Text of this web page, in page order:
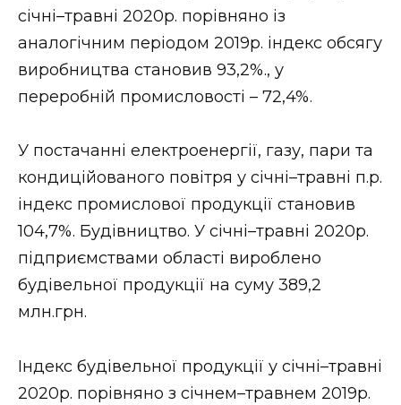
січні–травні 2020р. порівняно із
аналогічним періодом 2019р. індекс обсягу
виробництва становив 93,2%., у
переробній промисловості – 72,4%.
У постачанні електроенергії, газу, пари та
кондиційованого повітря у січні–травні п.р.
індекс промислової продукції становив
104,7%. Будівництво. У січні–травні 2020р.
підприємствами області вироблено
будівельної продукції на суму 389,2
млн.грн.
Індекс будівельної продукції у січні–травні
2020р. порівняно з січнем–травнем 2019р.